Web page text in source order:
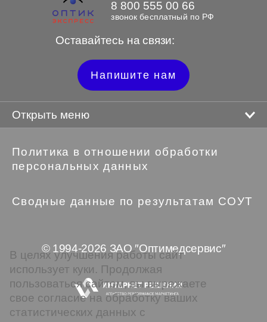
Оставайтесь на связи:
8 800 555 00 66
звонок бесплатный по РФ
Напишите нам
Открыть меню
Политика в отношении обработки
персональных данных
Сводные данные по результатам СОУТ
© 1994-2026 ЗАО ″Оптимедсервис″
В целях улучшения работы сайт
использует куки. Продолжая
пользоваться сайтом, вы выражаете
свое согласие на обработку ваших
статистических данных с